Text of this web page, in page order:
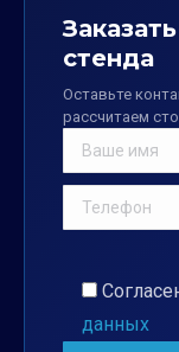
стенда
Оставьте
рассчитаем
данных